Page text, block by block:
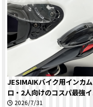
JESIMAIKバイク用インカ
ロ・2人向けのコスパ最強
2026/7/31